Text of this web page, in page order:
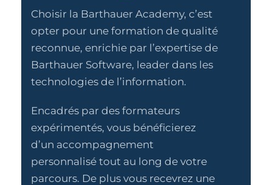
Choisir la Barthauer Academy, c’est
opter pour une formation de qualité
reconnue, enrichie par l’expertise de
Barthauer Software, leader dans les
technologies de l’information.
Encadrés par des formateurs
expérimentés, vous bénéficierez
d’un accompagnement
personnalisé tout au long de votre
parcours. De plus vous recevrez une